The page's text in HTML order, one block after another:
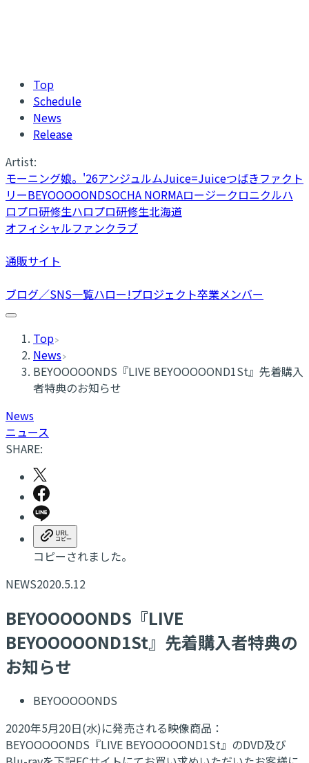
Top
Schedule
News
Release
Artist:
モーニング娘。'26アンジュルムJuice=Juiceつばきファクト
リーBEYOOOOONDSOCHA NORMAロージークロニクルハ
ロプロ研修生ハロプロ研修生北海道
オフィシャルファンクラブ
通販サイト
ブログ／SNS一覧ハロー!プロジェクト卒業メンバー
Top
News
BEYOOOOONDS『LIVE BEYOOOOOND1St』先着購入
者特典のお知らせ
News
ニュース
SHARE:
コピーされました。
NEWS2020.5.12
BEYOOOOONDS『LIVE
BEYOOOOOND1St』先着購入者特典の
お知らせ
BEYOOOOONDS
2020年5月20日(水)に発売される映像商品：
BEYOOOOONDS『LIVE BEYOOOOOND1St』のDVD及び